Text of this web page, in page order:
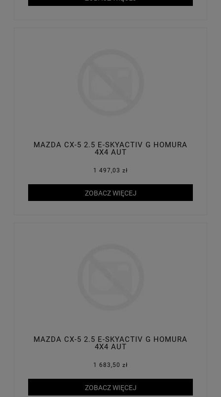
MAZDA CX-5 2.5 E-SKYACTIV G HOMURA
4X4 AUT
1 497,03 zł
ZOBACZ WIĘCEJ
MAZDA CX-5 2.5 E-SKYACTIV G HOMURA
4X4 AUT
1 683,50 zł
ZOBACZ WIĘCEJ